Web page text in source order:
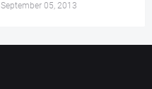
September 05, 2013